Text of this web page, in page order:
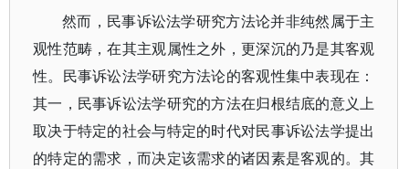
然而，民事诉讼法学研究方法论并非纯然属于主
观性范畴，在其主观属性之外，更深沉的乃是其客观
性。民事诉讼法学研究方法论的客观性集中表现在：
其一，民事诉讼法学研究的方法在归根结底的意义上
取决于特定的社会与特定的时代对民事诉讼法学提出
的特定的需求，而决定该需求的诸因素是客观的。其